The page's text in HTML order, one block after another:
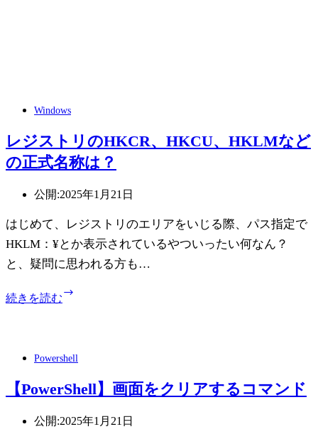
Windows
レジストリのHKCR、HKCU、HKLMなど
の正式名称は？
公開:2025年1月21日
はじめて、レジストリのエリアをいじる際、パス指定で
HKLM：¥とか表示されているやついったい何なん？
と、疑問に思われる方も…
続きを読む
リ
の
HKCR、
HKCU、
な
Powershell
【PowerShell】画面をクリアするコマンド
公開:2025年1月21日